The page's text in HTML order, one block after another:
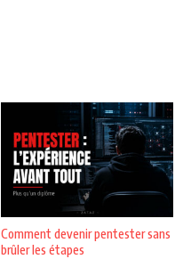
Comment devenir pentester sans
brûler les étapes